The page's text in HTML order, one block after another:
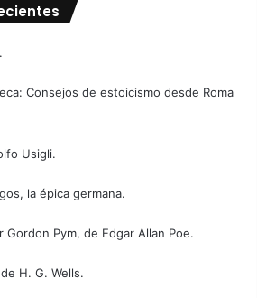
Consejos de estoicismo desde Roma
Usigli.
la épica germana.
Pym, de Edgar Allan Poe.
H. G. Wells.